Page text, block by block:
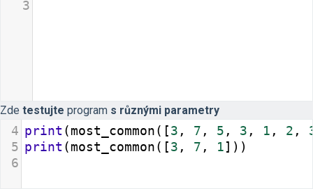
3
Zde testujte program s různými parametry
4 print (most_common([3 , 7 , 5 , 3 , 1 , 2 ,
5 print (most_common([3 , 7 , 1]))
6